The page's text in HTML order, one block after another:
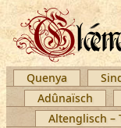
Quenya
Adûnaïsch
Altenglisch –